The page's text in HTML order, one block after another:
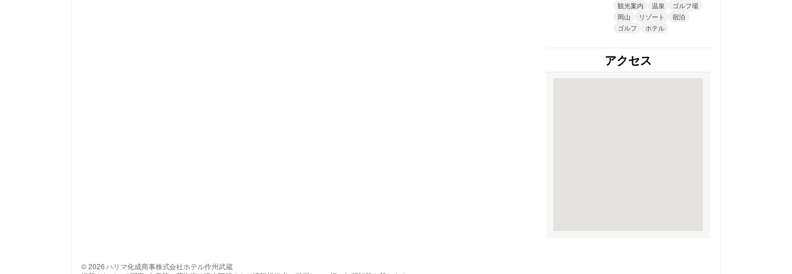
観光案内
温泉
ゴルフ場
岡山
リゾート
宿泊
ゴルフ
ホテル
アクセス
© 2026 ハリマ化成商事株式会社ホテル作州武蔵